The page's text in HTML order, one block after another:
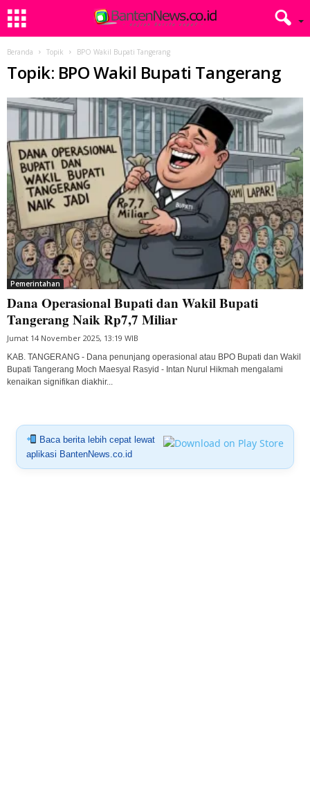
Beranda Topik BPO Wakil Bupati Tangerang
Topik: BPO Wakil Bupati Tangerang
Pemerintahan
Dana Operasional Bupati dan Wakil Bupati
Tangerang Naik Rp7,7 Miliar
Jumat 14 November 2025, 13:19 WIB
KAB. TANGERANG - Dana penunjang operasional atau BPO Bupati dan Wakil
Bupati Tangerang Moch Maesyal Rasyid - Intan Nurul Hikmah mengalami
kenaikan signifikan diakhir...
Baca berita lebih cepat lewat
aplikasi BantenNews.co.id